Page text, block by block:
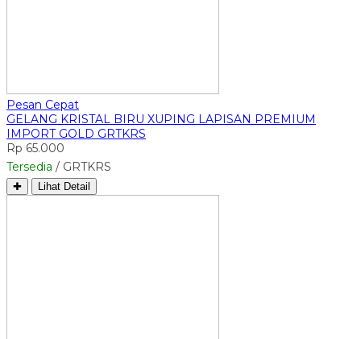
Pesan Cepat
GELANG KRISTAL BIRU XUPING LAPISAN PREMIUM
IMPORT GOLD GRTKRS
Rp 65.000
Tersedia / GRTKRS
✚ Lihat Detail